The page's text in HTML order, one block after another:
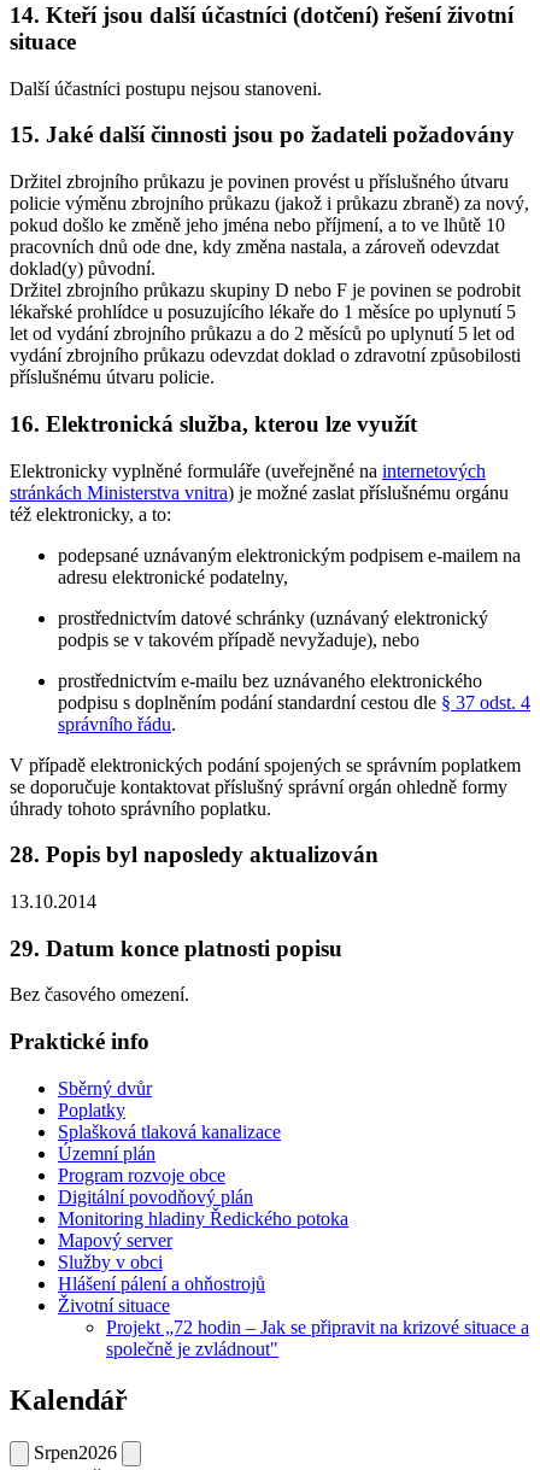
14. Kteří jsou další účastníci (dotčení) řešení životní
situace
Další účastníci postupu nejsou stanoveni.
15. Jaké další činnosti jsou po žadateli požadovány
Držitel zbrojního průkazu je povinen provést u příslušného útvaru
policie výměnu zbrojního průkazu (jakož i průkazu zbraně) za nový,
pokud došlo ke změně jeho jména nebo příjmení, a to ve lhůtě 10
pracovních dnů ode dne, kdy změna nastala, a zároveň odevzdat
doklad(y) původní.
Držitel zbrojního průkazu skupiny D nebo F je povinen se podrobit
lékařské prohlídce u posuzujícího lékaře do 1 měsíce po uplynutí 5
let od vydání zbrojního průkazu a do 2 měsíců po uplynutí 5 let od
vydání zbrojního průkazu odevzdat doklad o zdravotní způsobilosti
příslušnému útvaru policie.
16. Elektronická služba, kterou lze využít
Elektronicky vyplněné formuláře (uveřejněné na internetových
stránkách Ministerstva vnitra) je možné zaslat příslušnému orgánu
též elektronicky, a to:
podepsané uznávaným elektronickým podpisem e-mailem na
adresu elektronické podatelny,
prostřednictvím datové schránky (uznávaný elektronický
podpis se v takovém případě nevyžaduje), nebo
prostřednictvím e-mailu bez uznávaného elektronického
podpisu s doplněním podání standardní cestou dle § 37 odst. 4
správního řádu.
V případě elektronických podání spojených se správním poplatkem
se doporučuje kontaktovat příslušný správní orgán ohledně formy
úhrady tohoto správního poplatku.
28. Popis byl naposledy aktualizován
13.10.2014
29. Datum konce platnosti popisu
Bez časového omezení.
Praktické info
Sběrný dvůr
Poplatky
Splašková tlaková kanalizace
Územní plán
Program rozvoje obce
Digitální povodňový plán
Monitoring hladiny Ředického potoka
Mapový server
Služby v obci
Hlášení pálení a ohňostrojů
Životní situace
Projekt „72 hodin – Jak se připravit na krizové situace a
společně je zvládnout"
Kalendář
Srpen2026